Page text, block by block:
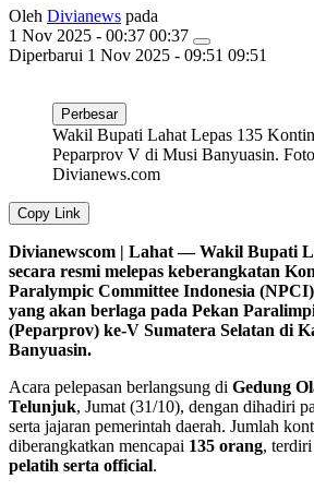
Oleh Divianews pada
1 Nov 2025 - 00:37 00:37
Diperbarui 1 Nov 2025 - 09:51 09:51
Perbesar
Wakil Bupati Lahat Lepas 135
Peparprov V di Musi Banyuasin.
Divianews.com
Copy Link
Divianewscom | Lahat — Wakil Bupati
secara resmi melepas keberangkatan
Paralympic Committee Indonesia
yang akan berlaga pada Pekan
(Peparprov) ke-V Sumatera Selatan di
Banyuasin.
Acara pelepasan berlangsung di Gedung
Telunjuk, Jumat (31/10), dengan dihadiri
serta jajaran pemerintah daerah. Jumlah
diberangkatkan mencapai 135 orang,
pelatih serta official.